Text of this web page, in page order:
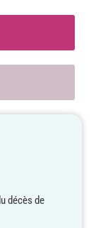
décès de